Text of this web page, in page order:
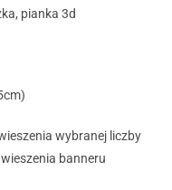
pianka 3d
wybranej liczby
banneru